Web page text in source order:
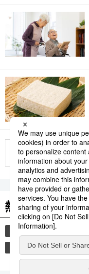
熱門關鍵詞
教育 禮儀
觀光旅遊